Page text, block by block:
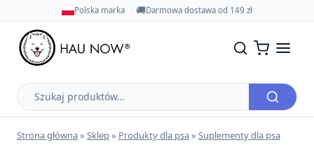
Polska marka 🚚Darmowa dostawa od 149 zł
Szukaj
produktów
Strona główna» Sklep» Produkty dla psa» Suplementy dla psa